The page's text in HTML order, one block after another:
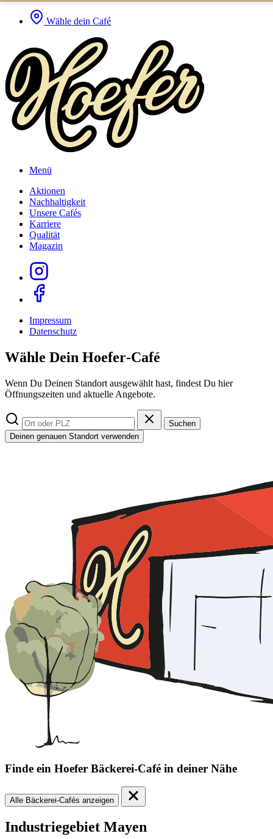
Wähle dein Café
Menü
Aktionen
Nachhaltigkeit
Unsere Cafés
Karriere
Qualität
Magazin
Impressum
Datenschutz
Wähle Dein Hoefer‑Café
Wenn Du Deinen Standort ausgewählt hast, findest Du hier
Öffnungszeiten und aktuelle Angebote.
Suchen
Deinen genauen Standort verwenden
Finde ein Hoefer Bäckerei-Café in deiner Nähe
Alle Bäckerei-Cafés anzeigen
Industriegebiet Mayen